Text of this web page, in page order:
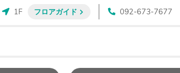
1F フロアガイド 092-673-7677